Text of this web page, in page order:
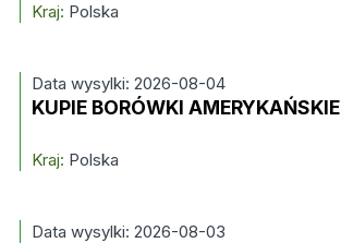
Kraj: Polska
Data wysylki: 2026-08-04
KUPIE BORÓWKI AMERYKAŃSKIE
Kraj: Polska
Data wysylki: 2026-08-03